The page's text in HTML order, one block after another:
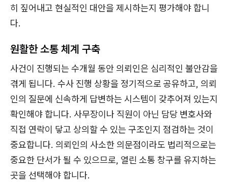
히 짚어내고 현실적인 대안을 제시하는지 평가해야 합니
다.
원활한 소통 체계 구축
사건이 진행되는 수개월 동안 의뢰인은 심리적인 불안감을
겪게 됩니다. 수사 진행 상황을 정기적으로 공유하고, 의뢰
인의 질문에 신속하게 답변하는 시스템이 갖추어져 있는지
확인해야 합니다. 사무장이나 직원이 아닌 담당 변호사와
직접 연락이 닿고 상의할 수 있는 구조인지 점검하는 것이
중요합니다. 의뢰인의 사소한 의문점이라도 법리적으로는
중요한 단서가 될 수 있으므로, 열린 소통 창구를 유지하는
곳을 선택해야 합니다.